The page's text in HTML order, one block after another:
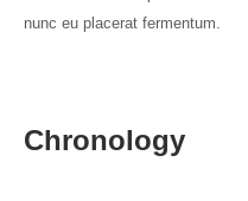
nunc eu placerat fermentum.
Chronology